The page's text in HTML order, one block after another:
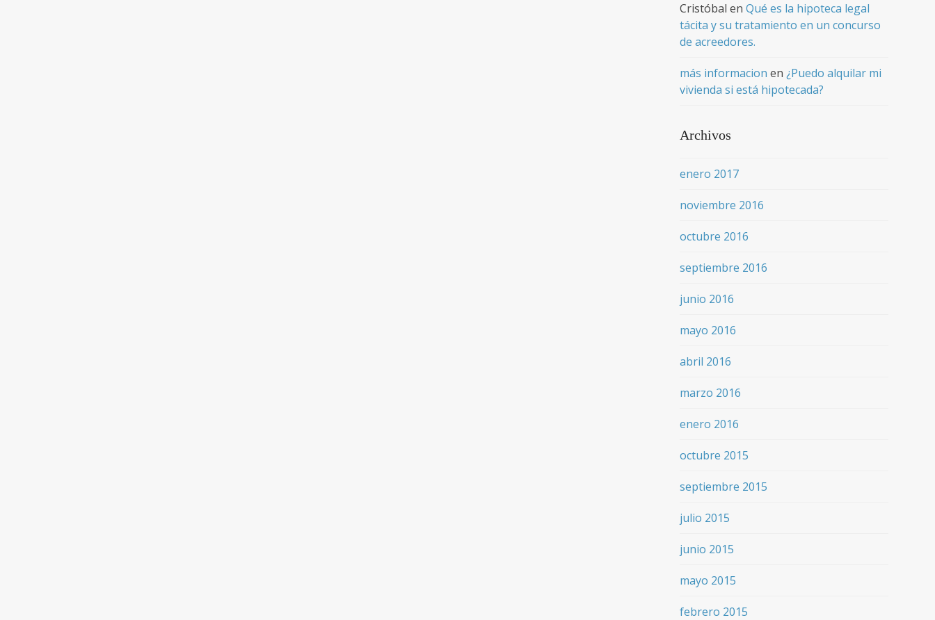
Cristóbal en Qué es la hipoteca legal
tácita y su tratamiento en un concurso
de acreedores.
más informacion en ¿Puedo alquilar mi
vivienda si está hipotecada?
Archivos
enero 2017
noviembre 2016
octubre 2016
septiembre 2016
junio 2016
mayo 2016
abril 2016
marzo 2016
enero 2016
octubre 2015
septiembre 2015
julio 2015
junio 2015
mayo 2015
febrero 2015